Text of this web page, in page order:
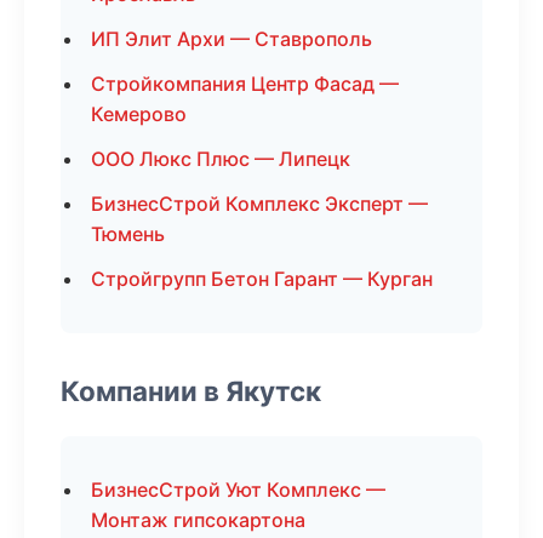
ИП Элит Архи — Ставрополь
Стройкомпания Центр Фасад —
Кемерово
ООО Люкс Плюс — Липецк
БизнесСтрой Комплекс Эксперт —
Тюмень
Стройгрупп Бетон Гарант — Курган
Компании в Якутск
БизнесСтрой Уют Комплекс —
Монтаж гипсокартона